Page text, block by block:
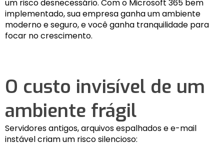
um risco desnecessário. Com o Microsoft 365 bem
implementado, sua empresa ganha um ambiente
moderno e seguro, e você ganha tranquilidade para
focar no crescimento.
O custo invisível de um
ambiente frágil
Servidores antigos, arquivos espalhados e e-mail
instável criam um risco silencioso: